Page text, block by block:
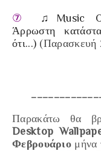
⑦
♫Music
Άρρωστη
ότι...) (Παρασκευή
Παρακάτω θα
Desktop
Φεβρουάριο μήνα